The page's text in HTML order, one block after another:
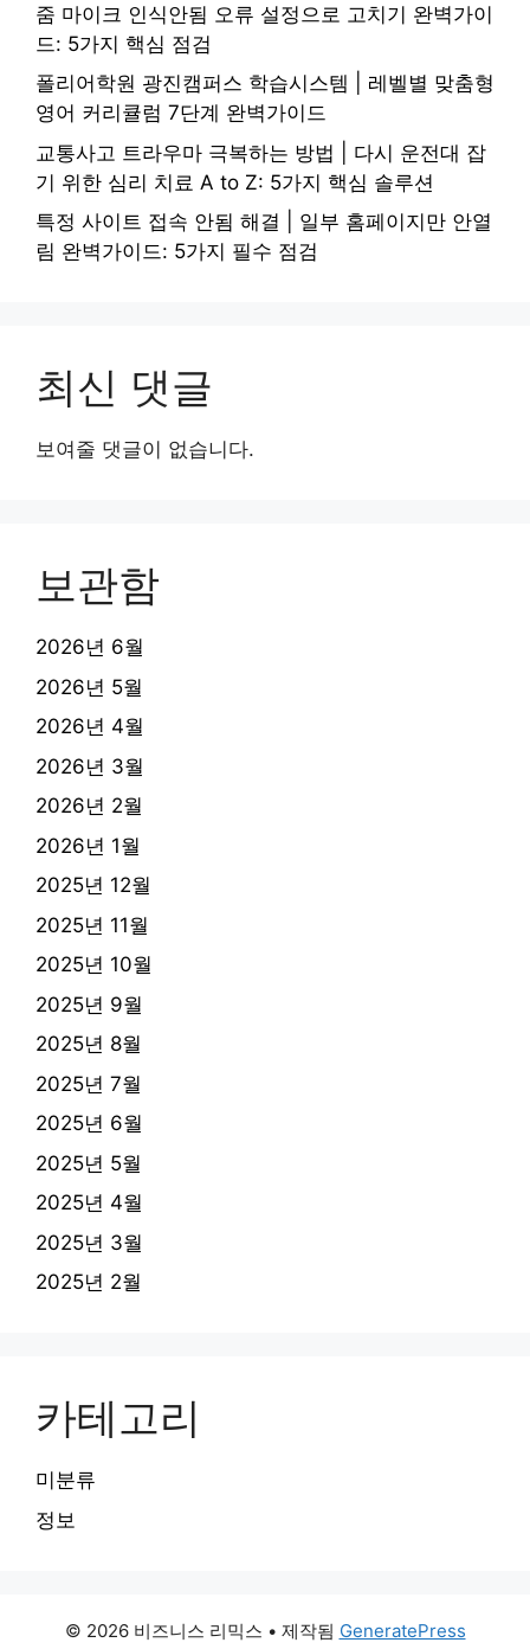
줌 마이크 인식안됨 오류 설정으로 고치기 완벽가이
드: 5가지 핵심 점검
폴리어학원 광진캠퍼스 학습시스템 | 레벨별 맞춤형
영어 커리큘럼 7단계 완벽가이드
교통사고 트라우마 극복하는 방법 | 다시 운전대 잡
기 위한 심리 치료 A to Z: 5가지 핵심 솔루션
특정 사이트 접속 안됨 해결 | 일부 홈페이지만 안열
림 완벽가이드: 5가지 필수 점검
최신 댓글
보여줄 댓글이 없습니다.
보관함
2026년 6월
2026년 5월
2026년 4월
2026년 3월
2026년 2월
2026년 1월
2025년 12월
2025년 11월
2025년 10월
2025년 9월
2025년 8월
2025년 7월
2025년 6월
2025년 5월
2025년 4월
2025년 3월
2025년 2월
카테고리
미분류
정보
© 2026 비즈니스 리믹스 • 제작됨 GeneratePress